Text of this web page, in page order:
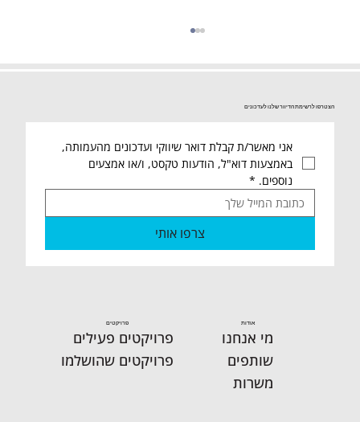
30.07 שישי שלום חברות וחברים, שותפות
ושותפים🙋‍♂️ מסכמים שבוע בסימן "הכל
אנשים" במרלו"ג הארצי ו"החממה
הצטרפו לרשימת הדיוור שלנו לעדכונים
נוספים. *
צרפו אותי
אודות
מי אנחנו
שותפים
משרות
פרויקטים
פרויקטים פעילים
פרויקטים שהושלמו